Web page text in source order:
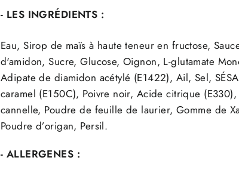
- LES INGRÉDIENTS :
Eau, Sirop de maïs à haute teneur en fructose,
d'amidon, Sucre, Glucose, Oignon, L-glutamate
Adipate de diamidon acétylé (E1422), Ail, Sel,
caramel (E150C), Poivre noir, Acide citrique
cannelle, Poudre de feuille de laurier, Gomme de
Poudre d’origan, Persil.
- ALLERGENES :